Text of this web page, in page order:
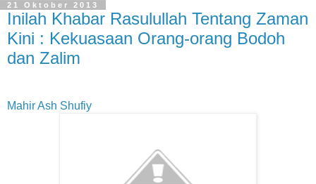
21 Oktober 2013
Inilah Khabar Rasulullah Tentang Zaman
Kini : Kekuasaan Orang-orang Bodoh
dan Zalim
Mahir Ash Shufiy